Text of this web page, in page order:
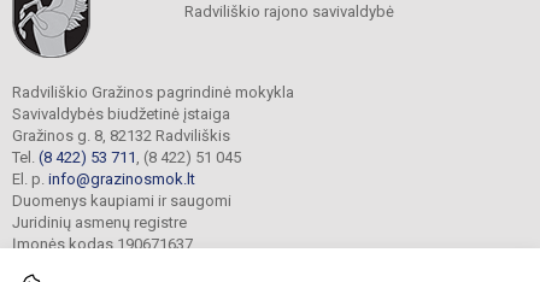
Radviliškio rajono savivaldybė
Radviliškio Gražinos pagrindinė mokykla
Savivaldybės biudžetinė įstaiga
Gražinos g. 8, 82132 Radviliškis
Tel. (8 422) 53 711 , (8 422) 51 045
El. p. info@grazinosmok.lt
Duomenys kaupiami ir saugomi
Juridinių asmenų registre
Įmonės kodas 190671637